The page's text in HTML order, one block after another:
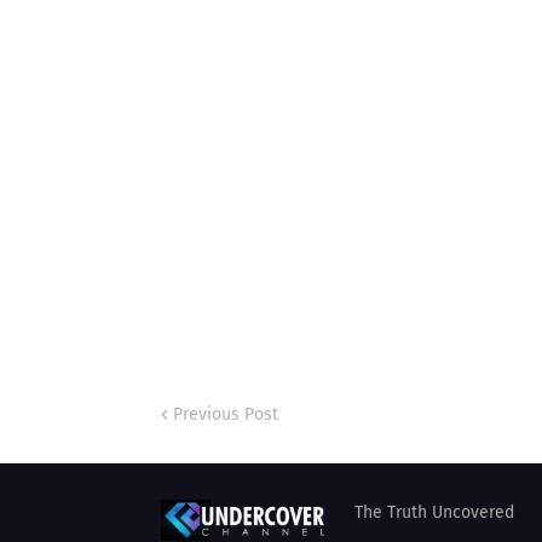
Previous Post
The Truth Uncovered